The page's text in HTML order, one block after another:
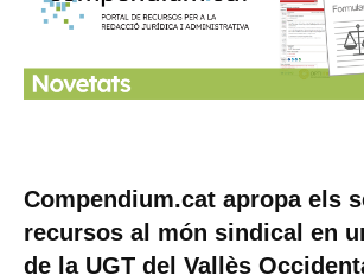
Compendium.cat apropa els
recursos al món sindical en
de la UGT del Vallès